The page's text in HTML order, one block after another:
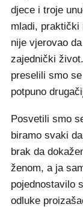
djece i troje
mladi, praktički
nije vjerovao
zajednički
preselili smo
potpuno
Posvetili smo
biramo svaki
brak da
ženom, a ja
pojednostavilo
odluke